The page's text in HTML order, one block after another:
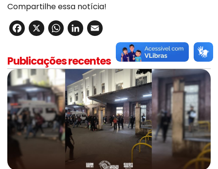
Compartilhe essa notícia!
Facebook
X WhatsApp
LinkedIn
Publicações recentes